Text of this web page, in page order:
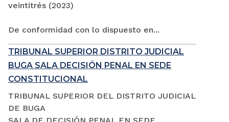
veintitrés (2023)
De conformidad con lo dispuesto en...
TRIBUNAL SUPERIOR DISTRITO JUDICIAL
BUGA SALA DECISIÓN PENAL EN SEDE
CONSTITUCIONAL
TRIBUNAL SUPERIOR DEL DISTRITO JUDICIAL
DE BUGA